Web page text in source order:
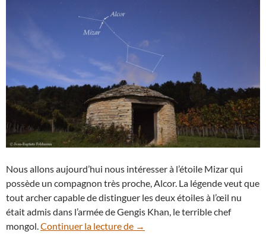
Nous allons aujourd’hui nous intéresser à l’étoile Mizar qui
possède un compagnon très proche, Alcor. La légende veut que
tout archer capable de distinguer les deux étoiles à l’œil nu
était admis dans l’armée de Gengis Khan, le terrible chef
mongol.Continuer la lecture de À la découverte des étoiles
→